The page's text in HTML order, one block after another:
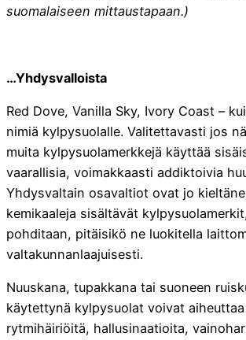
suomalaiseen mittaustapaan.)
…Yhdysvalloista
Red Dove, Vanilla Sky, Ivory Coast –
nimiä kylpysuolalle. Valitettavasti jos
muita kylpysuolamerkkejä käyttää
vaarallisia, voimakkaasti addiktoivia
Yhdysvaltain osavaltiot ovat jo
kemikaaleja sisältävät
pohditaan, pitäisikö ne luokitella
valtakunnanlaajuisesti.
Nuuskana, tupakkana tai suoneen
käytettynä kylpysuolat voivat
rytmihäiriöitä, hallusinaatioita,